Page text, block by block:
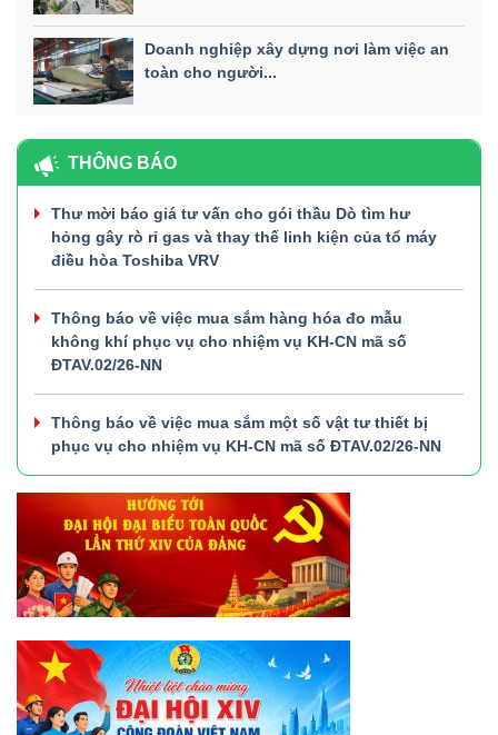
Doanh nghiệp xây dựng nơi làm việc an
toàn cho người...
THÔNG BÁO
Thư mời báo giá tư vấn cho gói thầu Dò tìm hư
hỏng gây rò rỉ gas và thay thế linh kiện của tổ máy
điều hòa Toshiba VRV
Thông báo về việc mua sắm hàng hóa đo mẫu
không khí phục vụ cho nhiệm vụ KH-CN mã số
ĐTAV.02/26-NN
Thông báo về việc mua sắm một số vật tư thiết bị
phục vụ cho nhiệm vụ KH-CN mã số ĐTAV.02/26-NN